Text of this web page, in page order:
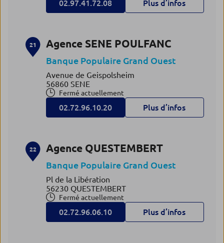
02.97.41.72.08 Plus d’infos
21 Agence SENE POULFANC
Banque Populaire Grand Ouest
Avenue de Geispolsheim
56860 SENE
Fermé actuellement
02.72.96.10.20 Plus d’infos
22 Agence QUESTEMBERT
Banque Populaire Grand Ouest
Pl de la Libération
56230 QUESTEMBERT
Fermé actuellement
02.72.96.06.10 Plus d’infos